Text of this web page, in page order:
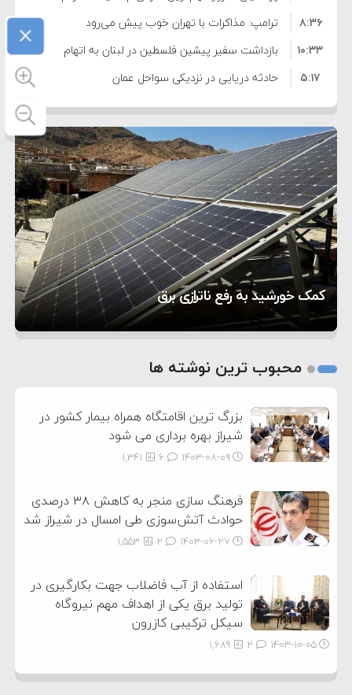
است
ترامپ: مذاکرات با تهران خوب پیش می‌رود
۸:۳۶
بازداشت سفیر پیشین فلسطین در لبنان به اتهام
فساد و اختلاس اموال
۱۰:۳۳
حادثه دریایی در نزدیکی سواحل عمان
۵:۱۷
معاون دفتر پزشکیان: ادعای استعفای رئیس‌جمهور
واهی و کذب محض است
۴:۴۱
زمان و تاریخ مذاکرات آمریکا و ایران هنوز نهایی
نشده است
۲۰:۳۹
وزیر جنگ آمریکا: ماشین جنگی ما آماده حمله
نظامی علیه ایران است
۶:۵۰
موافقت ترامپ با لغو حمله به ایران
۶:۲۱
هشدار عراقچی به همتای عربستانی درباره همراهی با
آمریکا
۲:۱۵
مقام ارشد امنیتی: برنامه گسترده‌ای برای پاسخ به
دیوانگی آمریکا داریم
۷:۱۰
ترامپ دستور حملات جدید علیه ایران را صادر کرد
۵:۴۵
کمک خورشید به رفع ناترازی برق
تحسین کارگردان «جنگ و صلح» از سینمای ایران؛ روایتی
از عشق عمیق به مردم
۵ شهر افسانه‌ای هخامنشی که هنوز هم زنده هستند
2
محبوب ترین نوشته ها
بزرگ ترین اقامتگاه همراه بیمار کشور در
شیراز بهره برداری می شود
۱۴۰۳-۰۸-۰۹ 1,341
فرهنگ سازی منجر به کاهش ۳۸ درصدی
حوادث آتش‌سوزی طی امسال در شیراز شد
۱۴۰۳-۰۶-۲۷ 1,553
استفاده از آب فاضلاب جهت بکارگیری در
تولید برق یکی از اهداف مهم نیروگاه
سیکل ترکیبی کازرون
۱۴۰۳-۱۰-۰۵ 1,689
×